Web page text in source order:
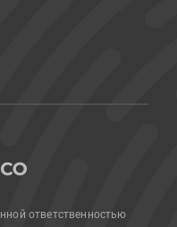
ответственностью